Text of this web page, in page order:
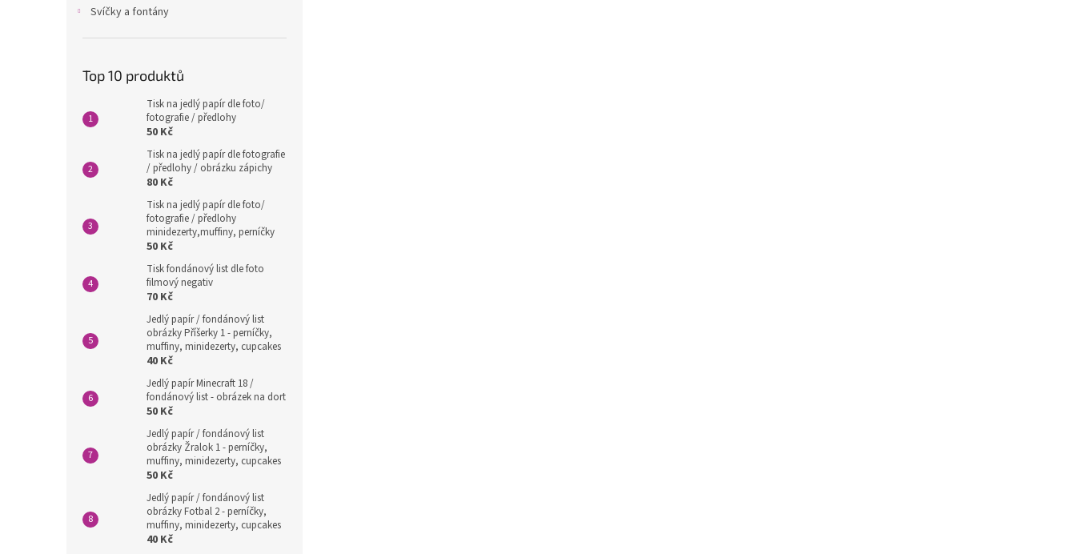
Svíčky a fontány
Top 10 produktů
Tisk na jedlý papír dle foto/
fotografie / předlohy
50 Kč
Tisk na jedlý papír dle fotografie
/ předlohy / obrázku zápichy
80 Kč
Tisk na jedlý papír dle foto/
fotografie / předlohy
minidezerty,muffiny, perníčky
50 Kč
Tisk fondánový list dle foto
filmový negativ
70 Kč
Jedlý papír / fondánový list
obrázky Příšerky 1 - perníčky,
muffiny, minidezerty, cupcakes
40 Kč
Jedlý papír Minecraft 18 /
fondánový list - obrázek na dort
50 Kč
Jedlý papír / fondánový list
obrázky Žralok 1 - perníčky,
muffiny, minidezerty, cupcakes
50 Kč
Jedlý papír / fondánový list
obrázky Fotbal 2 - perníčky,
muffiny, minidezerty, cupcakes
40 Kč